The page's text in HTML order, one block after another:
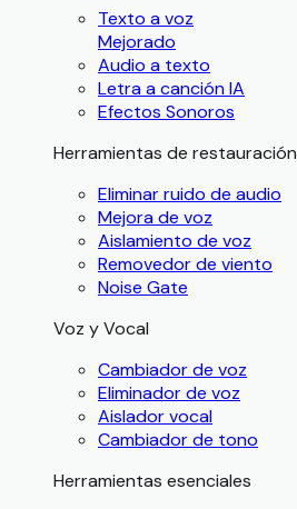
Texto a voz
Mejorado
Audio a texto
Letra a canción IA
Efectos Sonoros
Herramientas de restauración
Eliminar ruido de audio
Mejora de voz
Aislamiento de voz
Removedor de viento
Noise Gate
Voz y Vocal
Cambiador de voz
Eliminador de voz
Aislador vocal
Cambiador de tono
Herramientas esenciales